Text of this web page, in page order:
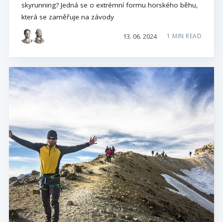
skyrunning? Jedná se o extrémní formu horského běhu,
která se zaměřuje na závody
13. 06. 2024 1 MIN READ